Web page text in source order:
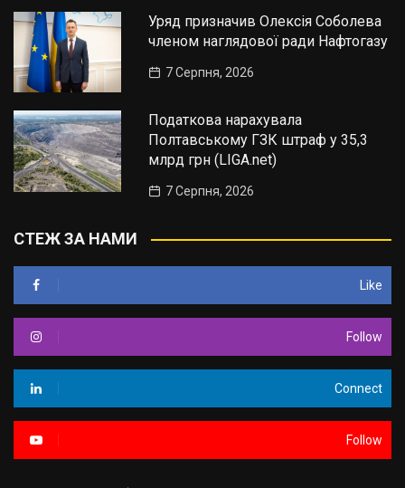
Уряд призначив Олексія Соболева
членом наглядової ради Нафтогазу
7 Серпня, 2026
Податкова нарахувала
Полтавському ГЗК штраф у 35,3
млрд грн (LIGA.net)
7 Серпня, 2026
СТЕЖ ЗА НАМИ
Like
Follow
Connect
Follow